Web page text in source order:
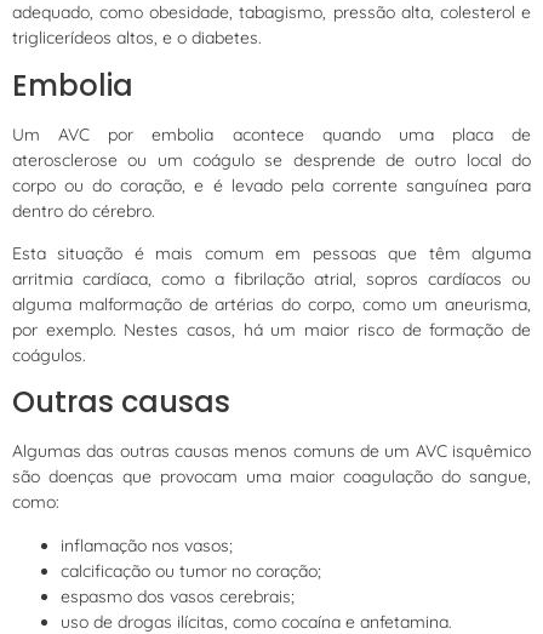
adequado, como obesidade, tabagismo, pressão alta, colesterol e
triglicerídeos altos, e o diabetes.
Embolia
Um AVC por embolia acontece quando uma placa de
aterosclerose ou um coágulo se desprende de outro local do
corpo ou do coração, e é levado pela corrente sanguínea para
dentro do cérebro.
Esta situação é mais comum em pessoas que têm alguma
arritmia cardíaca, como a fibrilação atrial, sopros cardíacos ou
alguma malformação de artérias do corpo, como um aneurisma,
por exemplo. Nestes casos, há um maior risco de formação de
coágulos.
Outras causas
Algumas das outras causas menos comuns de um AVC isquêmico
são doenças que provocam uma maior coagulação do sangue,
como:
inflamação nos vasos;
calcificação ou tumor no coração;
espasmo dos vasos cerebrais;
uso de drogas ilícitas, como cocaína e anfetamina.